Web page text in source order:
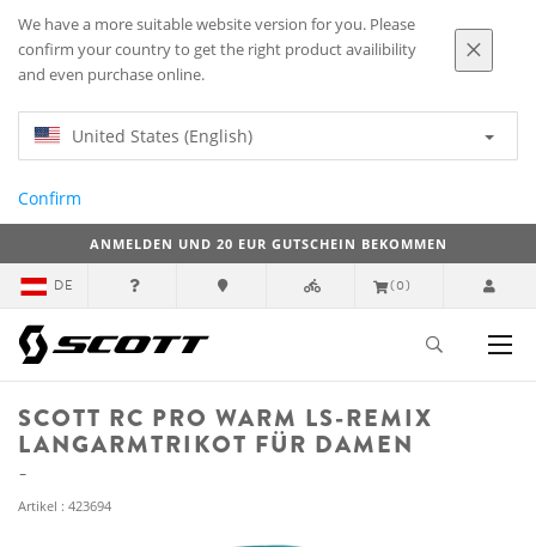
We have a more suitable website version for you. Please
confirm your country to get the right product availibility
and even purchase online.
United States (English)
Confirm
ANMELDEN UND 20 EUR GUTSCHEIN BEKOMMEN
DE (0)
SCOTT RC PRO WARM LS-REMIX
LANGARMTRIKOT FÜR DAMEN
Artikel : 423694